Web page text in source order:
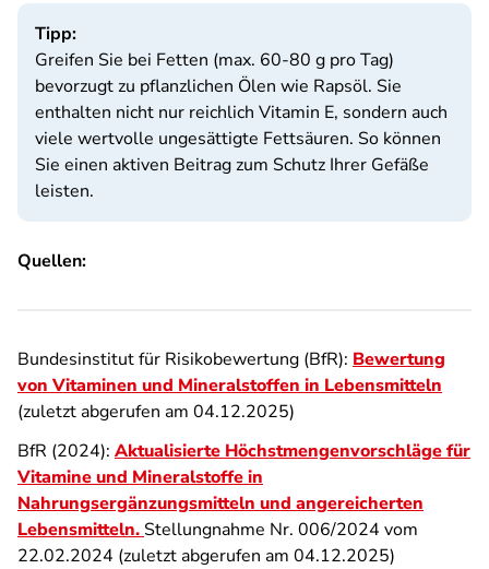
Tipp:
Greifen Sie bei Fetten (max. 60-80 g pro Tag)
bevorzugt zu pflanzlichen Ölen wie Rapsöl. Sie
enthalten nicht nur reichlich Vitamin E, sondern auch
viele wertvolle ungesättigte Fettsäuren. So können
Sie einen aktiven Beitrag zum Schutz Ihrer Gefäße
leisten.
Quellen:
Bundesinstitut für Risikobewertung (BfR): Bewertung
von Vitaminen und Mineralstoffen in Lebensmitteln
(zuletzt abgerufen am 04.12.2025)
BfR (2024): Aktualisierte Höchstmengenvorschläge für
Vitamine und Mineralstoffe in
Nahrungsergänzungsmitteln und angereicherten
Lebensmitteln. Stellungnahme Nr. 006/2024 vom
22.02.2024 (zuletzt abgerufen am 04.12.2025)